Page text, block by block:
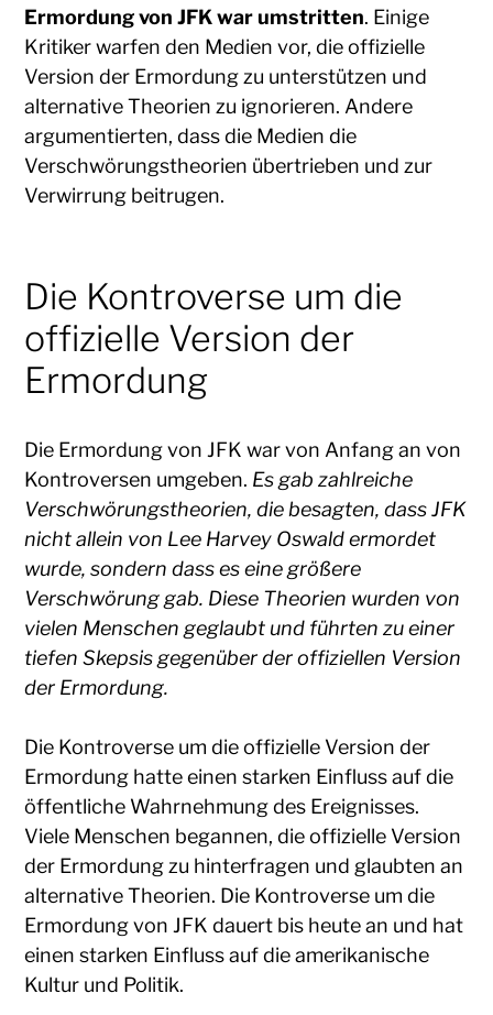
Ermordung von JFK war umstritten. Einige
Kritiker warfen den Medien vor, die offizielle
Version der Ermordung zu unterstützen und
alternative Theorien zu ignorieren. Andere
argumentierten, dass die Medien die
Verschwörungstheorien übertrieben und zur
Verwirrung beitrugen.
Die Kontroverse um die
offizielle Version der
Ermordung
Die Ermordung von JFK war von Anfang an von
Kontroversen umgeben. Es gab zahlreiche
Verschwörungstheorien, die besagten, dass JFK
nicht allein von Lee Harvey Oswald ermordet
wurde, sondern dass es eine größere
Verschwörung gab. Diese Theorien wurden von
vielen Menschen geglaubt und führten zu einer
tiefen Skepsis gegenüber der offiziellen Version
der Ermordung.
Die Kontroverse um die offizielle Version der
Ermordung hatte einen starken Einfluss auf die
öffentliche Wahrnehmung des Ereignisses.
Viele Menschen begannen, die offizielle Version
der Ermordung zu hinterfragen und glaubten an
alternative Theorien. Die Kontroverse um die
Ermordung von JFK dauert bis heute an und hat
einen starken Einfluss auf die amerikanische
Kultur und Politik.